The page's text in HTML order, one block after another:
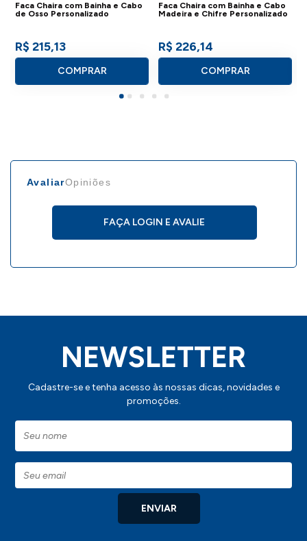
Faca Chaira com Bainha e Cabo
de Osso Personalizado
R$ 215,13
COMPRAR
Faca Chaira com Bainha e Cabo
Madeira e Chifre Personalizado
R$ 226,14
COMPRAR
AvaliarOpiniões
FAÇA LOGIN E AVALIE
NEWSLETTER
Cadastre-se e tenha acesso às nossas dicas, novidades e
promoções.
ENVIAR